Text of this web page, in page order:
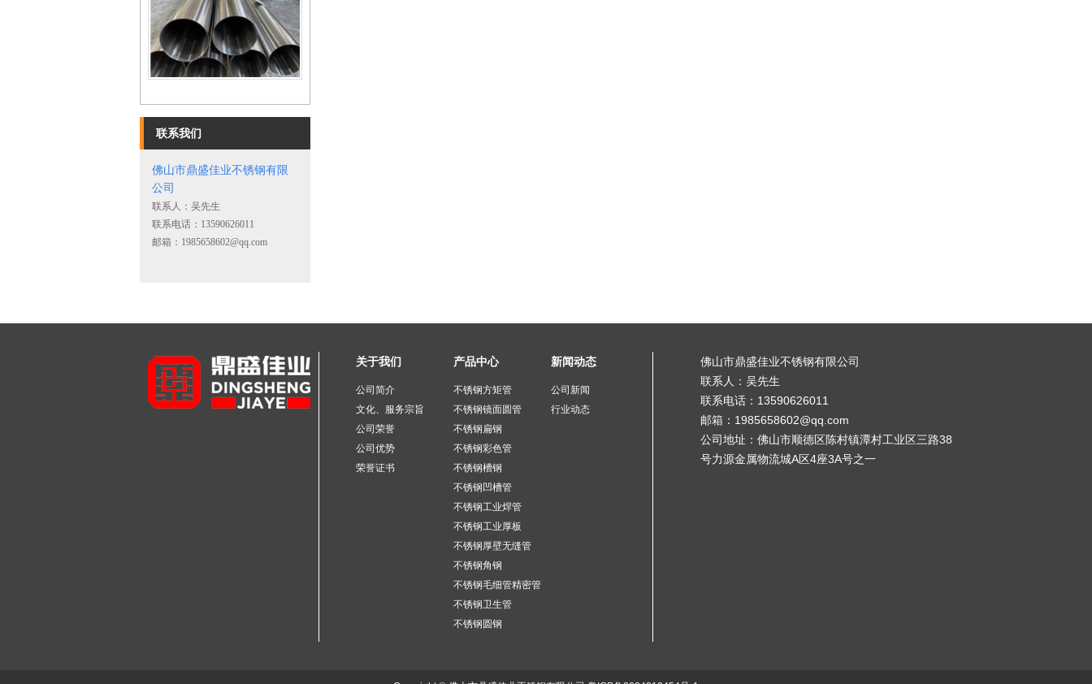
不锈钢镜面圆管
不锈钢角钢
不锈钢工业焊管
联系我们
佛山市鼎盛佳业不锈钢有限
公司
联系人：吴先生
联系电话：13590626011
邮箱：1985658602@qq.com
关于我们
公司简介
文化、服务宗旨
公司荣誉
公司优势
荣誉证书
产品中心
不锈钢方矩管
不锈钢镜面圆管
不锈钢扁钢
不锈钢彩色管
不锈钢槽钢
不锈钢凹槽管
不锈钢工业焊管
不锈钢工业厚板
不锈钢厚壁无缝管
不锈钢角钢
不锈钢毛细管精密管
不锈钢卫生管
不锈钢圆钢
新闻动态
公司新闻
行业动态
佛山市鼎盛佳业不锈钢有限公司
联系人：吴先生
联系电话：13590626011
邮箱：1985658602@qq.com
公司地址：佛山市顺德区陈村镇潭村工业区三路38
号力源金属物流城A区4座3A号之一